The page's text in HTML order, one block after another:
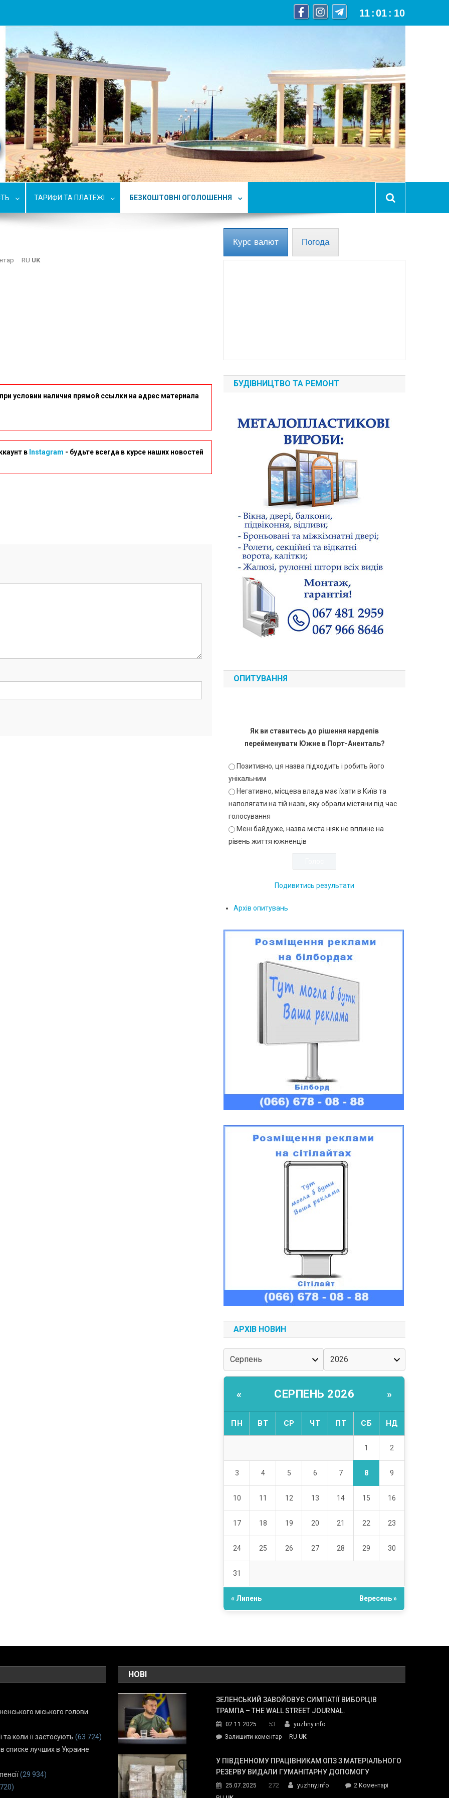
11 :01 : 11
ТАРИФИ ТА ПЛАТЕЖІ БЕЗКОШТОВНІ ОГОЛОШЕННЯ
RU UK
условии наличия прямой ссылки на адрес материала
в Instagram - будьте всегда в курсе наших новостей
Курс валют Погода
БУДІВНИЦТВО ТА РЕМОНТ
ОПИТУВАННЯ
Як ви ставитесь до рішення нардепів
перейменувати Южне в Порт-Аненталь?
Позитивно, ця назва підходить і робить його
унікальним
Негативно, місцева влада має їхати в Київ та
наполягати на тій назві, яку обрали містяни під час
голосування
Мені байдуже, назва міста ніяк не вплине на
рівень життя южненців
Подивитись результати
Архів опитувань
АРХІВ НОВИН
« СЕРПЕНЬ 2026 »
ПН ВТ СР ЧТ ПТ СБ НД
1 2
3 4 5 6 7 8 9
10 11 12 13 14 15 16
17 18 19 20 21 22 23
24 25 26 27 28 29 30
31
« Липень Вересень »
міського голови
коли її застосують (63 724)
списке лучших в Украине
(29 934)
НОВІ
ЗЕЛЕНСЬКИЙ ЗАВОЙОВУЄ СИМПАТІЇ ВИБОРЦІВ
ТРАМПА – THE WALL STREET JOURNAL.
02.11.2025 53
yuzhny.info
Залишити коментарon
завойовує
симпатії
Трампа
RU UK
У ПІВДЕННОМУ ПРАЦІВНИКАМ ОПЗ З МАТЕРІАЛЬНОГО
РЕЗЕРВУ ВИДАЛИ ГУМАНІТАРНУ ДОПОМОГУ
25.07.2025 272 yuzhny.info 2 Коментарідо